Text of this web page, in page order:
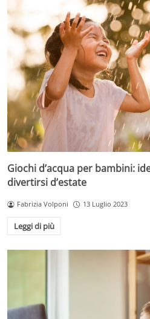
Giochi d’acqua per bambini:
divertirsi d’estate
Fabrizia Volponi 13 Luglio 2023
Leggi di più